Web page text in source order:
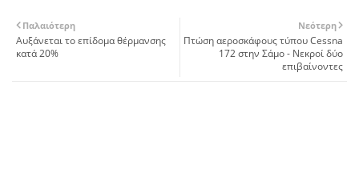
Νεότερη
Πτώση αεροσκάφους τύπου Cessna
172 στην Σάμο - Νεκροί δύο
επιβαίνοντες
Παλαιότερη
Αυξάνεται το επίδομα θέρμανσης
κατά 20%